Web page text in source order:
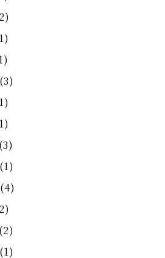
(3)
(3)
(1)
(4)
(2)
(1)